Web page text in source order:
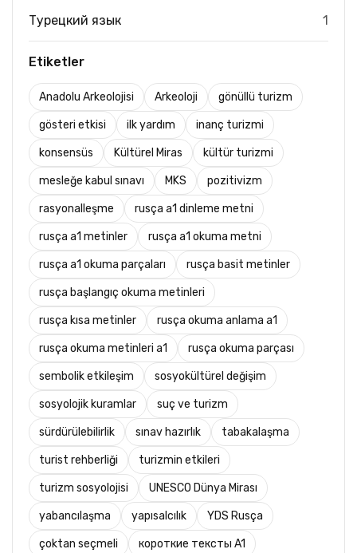
Турецкий язык 1
Etiketler
Anadolu Arkeolojisi Arkeoloji gönüllü turizm
gösteri etkisi ilk yardım inanç turizmi
konsensüs Kültürel Miras kültür turizmi
mesleğe kabul sınavı MKS pozitivizm
rasyonalleşme rusça a1 dinleme metni
rusça a1 metinler rusça a1 okuma metni
rusça a1 okuma parçaları rusça basit metinler
rusça başlangıç okuma metinleri
rusça kısa metinler rusça okuma anlama a1
rusça okuma metinleri a1 rusça okuma parçası
sembolik etkileşim sosyokültürel değişim
sosyolojik kuramlar suç ve turizm
sürdürülebilirlik sınav hazırlık tabakalaşma
turist rehberliği turizmin etkileri
turizm sosyolojisi UNESCO Dünya Mirası
yabancılaşma yapısalcılık YDS Rusça
çoktan seçmeli короткие тексты A1